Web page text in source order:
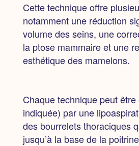
Cette technique offre
notamment une réduction
volume des seins, une
la ptose mammaire et une
esthétique des mamelons.
Chaque technique peut
indiquée) par une
des bourrelets thoraciques
jusqu’à la base de la